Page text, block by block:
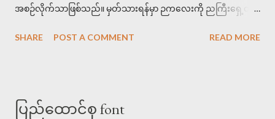
အစဉ်လိုက်သာဖြစ်သည်။ မှတ်သားရန်မှာ ဉကလေးကို ညကြီးရှေ့တွင်
အက္ခရာစဉ်ကြည့်ပါ။ အိတ်ကပ်၊ ခါသာ၊ မာလာ၊ ငါးသိုင်း၊ ဉာဏ၊ ည
ယ၊ရ၊ဝ၊ဟ အစဉ်လိုက်အတိုင်းစဉ်ရသည်။ ကျ၊ကြ၊ကှ၊ကွ။ ကျွ၊ ကြွ။
SHARE POST A COMMENT READ MORE
ပြည်ထောင်စု font